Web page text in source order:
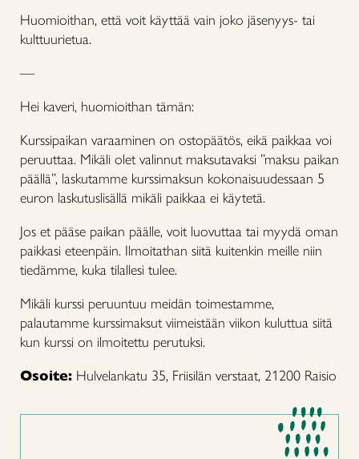
Huomioithan, että voit käyttää vain joko jäsenyys- tai
kulttuurietua.
—
Hei kaveri, huomioithan tämän:
Kurssipaikan varaaminen on ostopäätös, eikä paikkaa voi
peruuttaa. Mikäli olet valinnut maksutavaksi ”maksu paikan
päällä”, laskutamme kurssimaksun kokonaisuudessaan 5
euron laskutuslisällä mikäli paikkaa ei käytetä.
Jos et pääse paikan päälle, voit luovuttaa tai myydä oman
paikkasi eteenpäin. Ilmoitathan siitä kuitenkin meille niin
tiedämme, kuka tilallesi tulee.
Mikäli kurssi peruuntuu meidän toimestamme,
palautamme kurssimaksut viimeistään viikon kuluttua siitä
kun kurssi on ilmoitettu perutuksi.
Osoite: Hulvelankatu 35, Friisilän verstaat, 21200 Raisio